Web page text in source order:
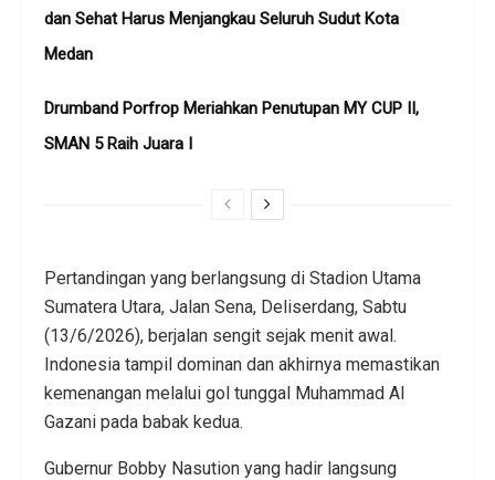
dan Sehat Harus Menjangkau Seluruh Sudut Kota
Medan
Drumband Porfrop Meriahkan Penutupan MY CUP II,
SMAN 5 Raih Juara I
Pertandingan yang berlangsung di Stadion Utama
Sumatera Utara, Jalan Sena, Deliserdang, Sabtu
(13/6/2026), berjalan sengit sejak menit awal.
Indonesia tampil dominan dan akhirnya memastikan
kemenangan melalui gol tunggal Muhammad Al
Gazani pada babak kedua.
Gubernur Bobby Nasution yang hadir langsung